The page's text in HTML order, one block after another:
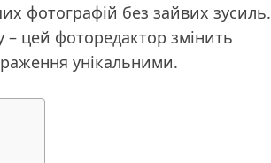
фотографій без зайвих зусиль.
– цей фоторедактор змінить
унікальними.